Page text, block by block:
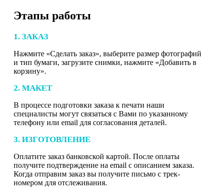
Этапы работы
1. ЗАКАЗ
Нажмите «Сделать заказ», выберите размер фотографий
и тип бумаги, загрузите снимки, нажмите «Добавить в
корзину».
2. МАКЕТ
В процессе подготовки заказа к печати наши
специалисты могут связаться с Вами по указанному
телефону или email для согласования деталей.
3. ИЗГОТОВЛЕНИЕ
Оплатите заказ банковской картой. После оплаты
получите подтверждение на email с описанием заказа.
Когда отправим заказ вы получите письмо с трек-
номером для отслеживания.